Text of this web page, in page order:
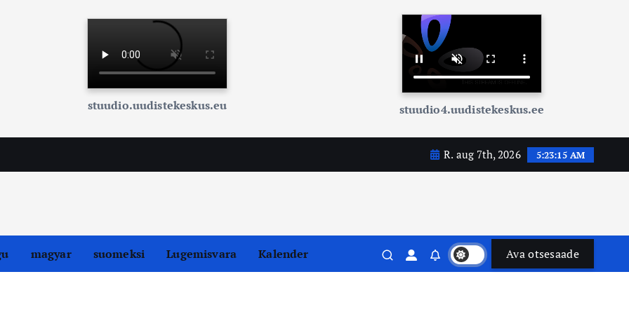
stuudio.uudistekeskus.eu stuudio4.uudistekeskus.ee
R. aug 7th, 2026 5:23:16 AM
magyar suomeksi Lugemisvara Kalender Ava otsesaade